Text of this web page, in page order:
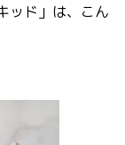
ッド」は、こん